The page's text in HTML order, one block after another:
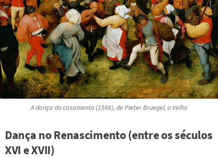
A dança do casamento (1566), de Pieter Bruegel, o Velho
Dança no Renascimento (entre os séculos
XVI e XVII)